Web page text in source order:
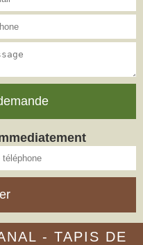
- TAPIS DE